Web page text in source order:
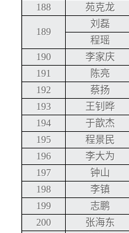
188
苑克龙
189
刘磊
程瑶
190
李家庆
191
陈亮
192
蔡扬
193
王钊晔
194
于歆杰
195
程景民
196
李大为
197
钟山
198
李镇
199
志鹏
200
张海东